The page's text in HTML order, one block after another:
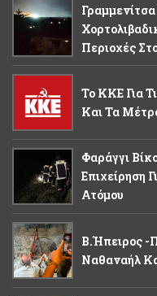
Περιοχές
Το ΚΚΕ Για
Και Τα
Φαράγγι
Επιχείρηση
Ατόμου
Β.Ήπειρος -
Ναθαναήλ